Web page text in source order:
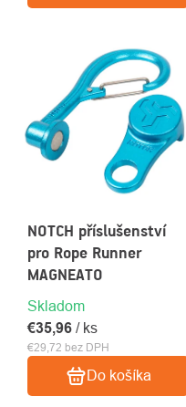
NOTCH příslušenství
pro Rope Runner
MAGNEATO
Skladom
€29,72 bez DPH
€35,96 / ks
Do košíka